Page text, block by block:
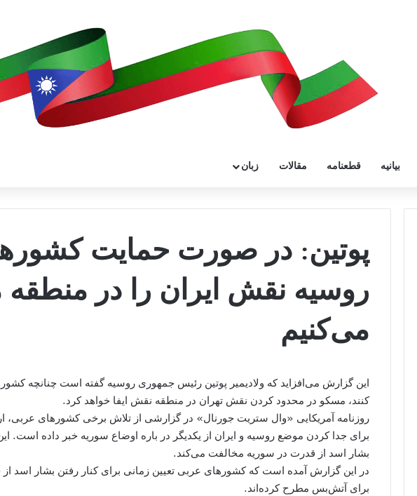
بیانیه قطعنامه مقالات زبان
پوتین: در صورت حمایت
روسیه نقش ایران را در
می‌کنیم
این گزارش می‌افزاید که ولادیمیر پوتین رئیس جمهوری روسیه گفته است چنانچه
کنند، مسکو در محدود کردن نقش تهران در منطقه نقش ایفا خواهد کرد.
روزنامه آمریکایی «وال ستریت جورنال» در گزارشی از تلاش برخی کشورهای عربی،
برای جدا کردن موضع روسیه و ایران از یکدیگر در باره اوضاع سوریه خبر داده است.
بشار اسد از قدرت در سوریه مخالفت می‌کند.
در این گزارش آمده است که کشورهای عربی تعیین زمانی برای کنار رفتن بشار اسد
برای آتش‌بس مطرح کرده‌اند.